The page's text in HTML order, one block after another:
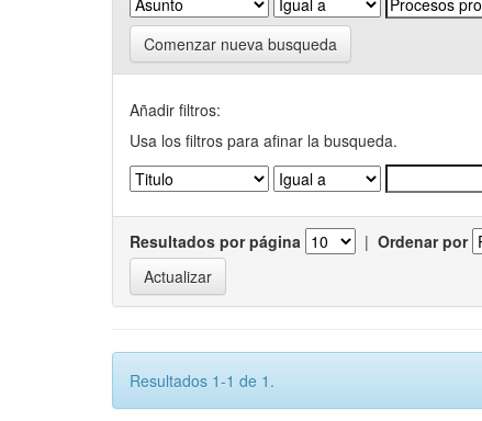
Comenzar nueva busqueda
Añadir filtros:
Usa los filtros para afinar la busqueda.
Resultados por página | Ordenar por
Resultados 1-1 de 1.